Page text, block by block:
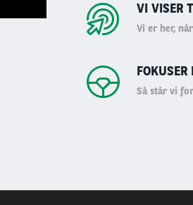
VI VISER
Vi er her,
Så står vi